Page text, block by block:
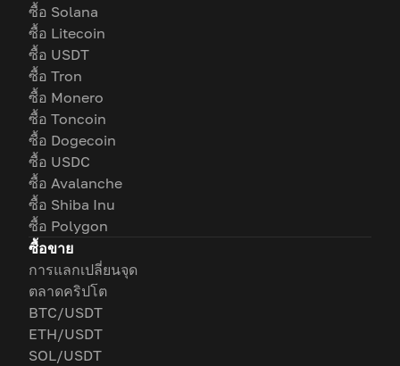
ซื้อ Solana
ซื้อ Litecoin
ซื้อ USDT
ซื้อ Tron
ซื้อ Monero
ซื้อ Toncoin
ซื้อ Dogecoin
ซื้อ USDC
ซื้อ Avalanche
ซื้อ Shiba Inu
ซื้อ Polygon
ซื้อขาย
การแลกเปลี่ยนจุด
ตลาดคริปโต
BTC/USDT
ETH/USDT
SOL/USDT